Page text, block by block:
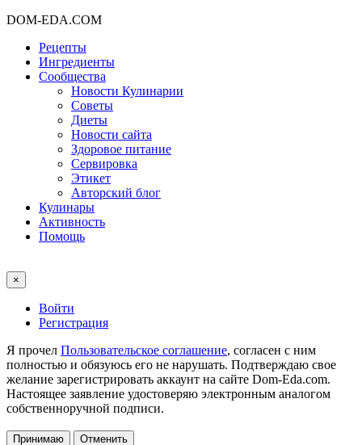
DOM-EDA.COM
Рецепты
Ингредиенты
Сообщества
Новости Кулинарии
Советы
Диеты
Новости сайта
Здоровое питание
Сервировка
Этикет
Авторский блог
Кулинары
Активность
Помощь
×
Войти
Регистрация
Я прочел Пользовательское соглашение, согласен с ним
полностью и обязуюсь его не нарушать. Подтверждаю свое
желание зарегистрировать аккаунт на сайте Dom-Eda.com.
Настоящее заявление удостоверяю электронным аналогом
собственноручной подписи.
Принимаю Отменить